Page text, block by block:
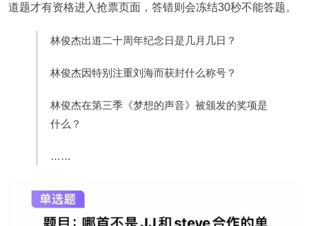
道题才有资格进入抢票页面，答错则会冻结30秒不能答题。
林俊杰出道二十周年纪念日是几月几日？
林俊杰因特别注重刘海而获封什么称号？
林俊杰在第三季《梦想的声音》被颁发的奖项是
什么？
……